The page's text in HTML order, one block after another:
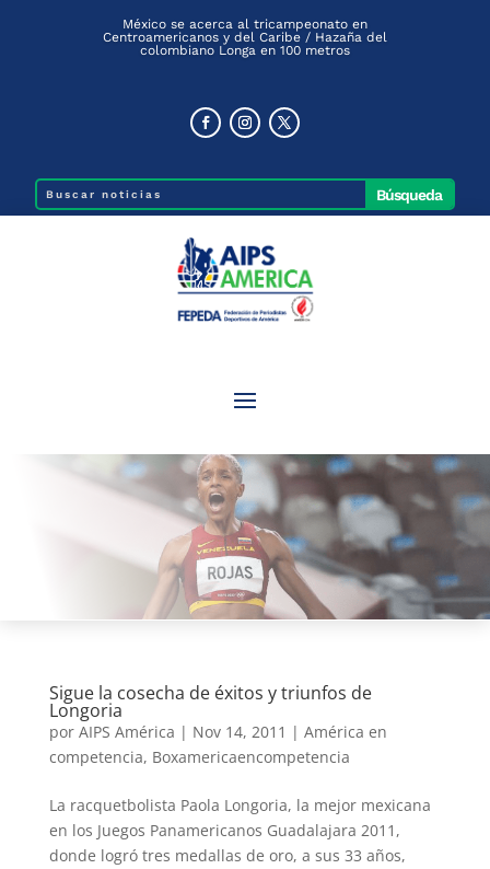
México se acerca al tricampeonato en
Centroamericanos y del Caribe / Hazaña del
colombiano Longa en 100 metros
Sigue la cosecha de éxitos y triunfos de
Longoria
por AIPS América | Nov 14, 2011 | América en
competencia, Boxamericaencompetencia
La racquetbolista Paola Longoria, la mejor mexicana
en los Juegos Panamericanos Guadalajara 2011,
donde logró tres medallas de oro, a sus 33 años,